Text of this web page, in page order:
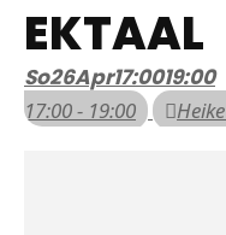
EKTAAL
So26Apr17:0019:00
17:00 - 19:00